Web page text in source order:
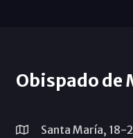
Obispado de
Santa María, 18-